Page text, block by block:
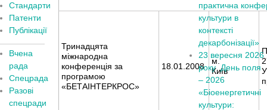
Тринадцята
міжнародна
конференція за
програмою
«БЕТАІНТЕРКРОС»
18.01.2008
м.
Київ
Стандарти
Патенти
Публікації
Вчена
рада
Спецрада
Разові
спецради
практична
культури в
контексті
декарбонізації»
23 вересня 2026
року День поля
– 2026
«Біоенергетичні
культури: